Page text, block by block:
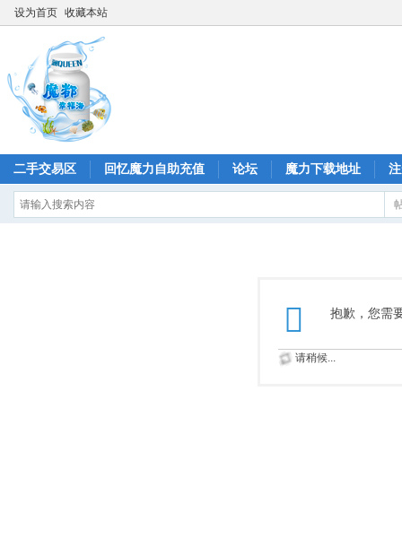
设为首页 收藏本站
二手交易区 回忆魔力自助充值 论坛 魔力下载地址
抱歉，您需
请稍候...